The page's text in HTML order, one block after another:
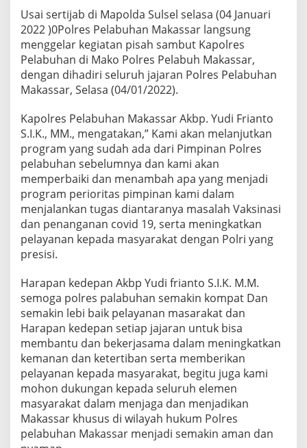
Usai sertijab di Mapolda Sulsel selasa (04 Januari
2022 )0Polres Pelabuhan Makassar langsung
menggelar kegiatan pisah sambut Kapolres
Pelabuhan di Mako Polres Pelabuh Makassar,
dengan dihadiri seluruh jajaran Polres Pelabuhan
Makassar, Selasa (04/01/2022).
Kapolres Pelabuhan Makassar Akbp. Yudi Frianto
S.I.K., MM., mengatakan,” Kami akan melanjutkan
program yang sudah ada dari Pimpinan Polres
pelabuhan sebelumnya dan kami akan
memperbaiki dan menambah apa yang menjadi
program perioritas pimpinan kami dalam
menjalankan tugas diantaranya masalah Vaksinasi
dan penanganan covid 19, serta meningkatkan
pelayanan kepada masyarakat dengan Polri yang
presisi.
Harapan kedepan Akbp Yudi frianto S.I.K. M.M.
semoga polres palabuhan semakin kompat Dan
semakin lebi baik pelayanan masarakat dan
Harapan kedepan setiap jajaran untuk bisa
membantu dan bekerjasama dalam meningkatkan
kemanan dan ketertiban serta memberikan
pelayanan kepada masyarakat, begitu juga kami
mohon dukungan kepada seluruh elemen
masyarakat dalam menjaga dan menjadikan
Makassar khusus di wilayah hukum Polres
pelabuhan Makassar menjadi semakin aman dan